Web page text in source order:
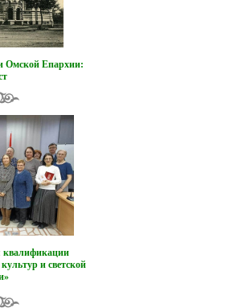
Омской Епархии:
и светской